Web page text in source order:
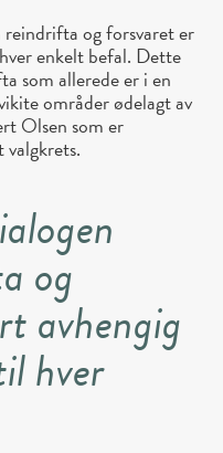
og forsvaret er
enkelt befal. Dette
som allerede er i en
områder ødelagt av
Olsen som er
og
avhengig
hver